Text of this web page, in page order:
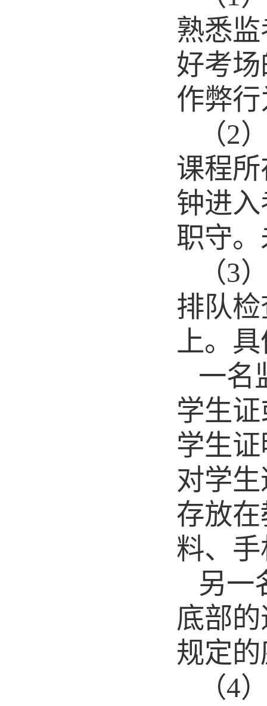
熟悉
好考
作弊
（2
课程
钟进
职守
（3
排队
上。
一名
学生
学生
对学
存放
料、
另一
底部
规定
（4